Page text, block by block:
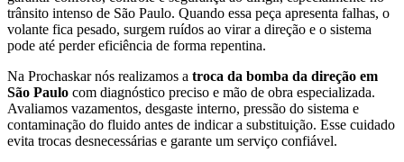
trânsito intenso de São Paulo. Quando essa peça apresenta falhas, o
volante fica pesado, surgem ruídos ao virar a direção e o sistema
pode até perder eficiência de forma repentina.
Na Prochaskar nós realizamos a troca da bomba da direção em
São Paulo com diagnóstico preciso e mão de obra especializada.
Avaliamos vazamentos, desgaste interno, pressão do sistema e
contaminação do fluido antes de indicar a substituição. Esse cuidado
evita trocas desnecessárias e garante um serviço confiável.